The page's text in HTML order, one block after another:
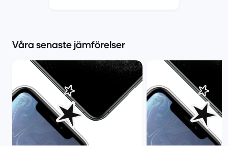
Våra senaste jämförelser